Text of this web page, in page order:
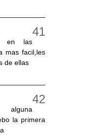
en las
mas facil,les
de ellas
la primera